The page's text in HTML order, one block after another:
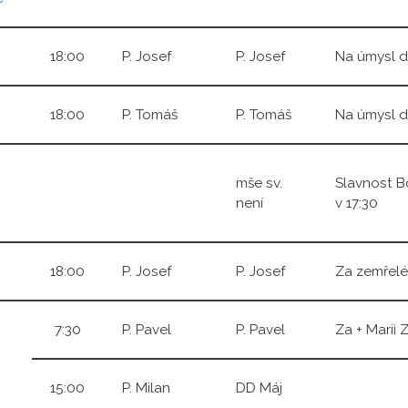
18:00 P. Josef P. Josef Na úmysl
18:00 P. Tomáš P. Tomáš Na úmysl
mše sv.
není
Slavnost
v 17:30
18:00 P. Josef P. Josef Za
7:30 P. Pavel P. Pavel Za + Marii
15:00 P. Milan DD Máj